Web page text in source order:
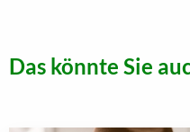
Das könnte Sie